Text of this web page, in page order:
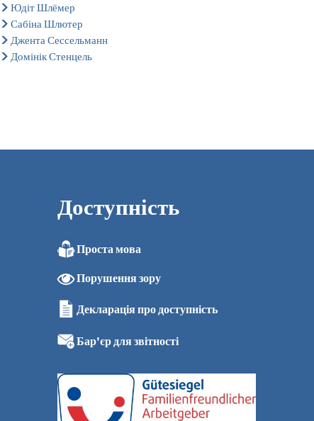
Юдіт Шлёмер
Сабіна Шлютер
Джента Сессельманн
Домінік Стенцель
Доступність
Проста мова
Порушення зору
Декларація про доступність
Бар'єр для звітності